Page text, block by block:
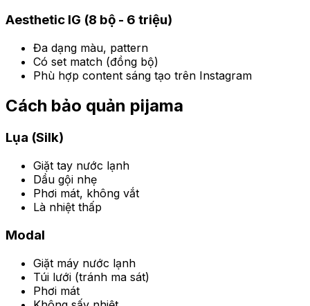
Aesthetic IG (8 bộ - 6 triệu)
Đa dạng màu, pattern
Có set match (đồng bộ)
Phù hợp content sáng tạo trên Instagram
Cách bảo quản pijama
Lụa (Silk)
Giặt tay nước lạnh
Dầu gội nhẹ
Phơi mát, không vắt
Là nhiệt thấp
Modal
Giặt máy nước lạnh
Túi lưới (tránh ma sát)
Phơi mát